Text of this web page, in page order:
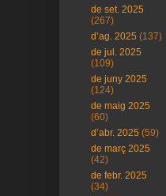
de set. 2025
(267)
d’ag. 2025 (137)
de jul. 2025
(109)
de juny 2025
(124)
de maig 2025
(60)
d’abr. 2025 (59)
de març 2025
(42)
de febr. 2025
(34)